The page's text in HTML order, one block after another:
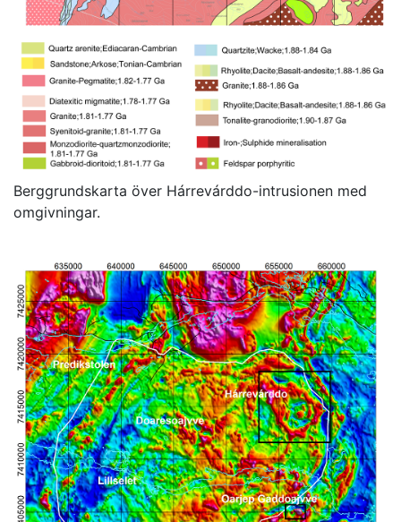
Berggrundskarta över Hárrevárddo-intrusionen med
omgivningar.